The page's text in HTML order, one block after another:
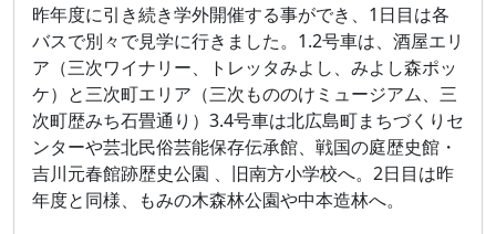
昨年度に引き続き学外開催する事ができ、1日目は各
バスで別々で見学に行きました。1.2号車は、酒屋エリ
ア（三次ワイナリー、トレッタみよし、みよし森ポッ
ケ）と三次町エリア（三次もののけミュージアム、三
次町歴みち石畳通り）3.4号車は北広島町まちづくりセ
ンターや芸北民俗芸能保存伝承館、戦国の庭歴史館・
吉川元春館跡歴史公園 、旧南方小学校へ。2日目は昨
年度と同様、もみの木森林公園や中本造林へ。